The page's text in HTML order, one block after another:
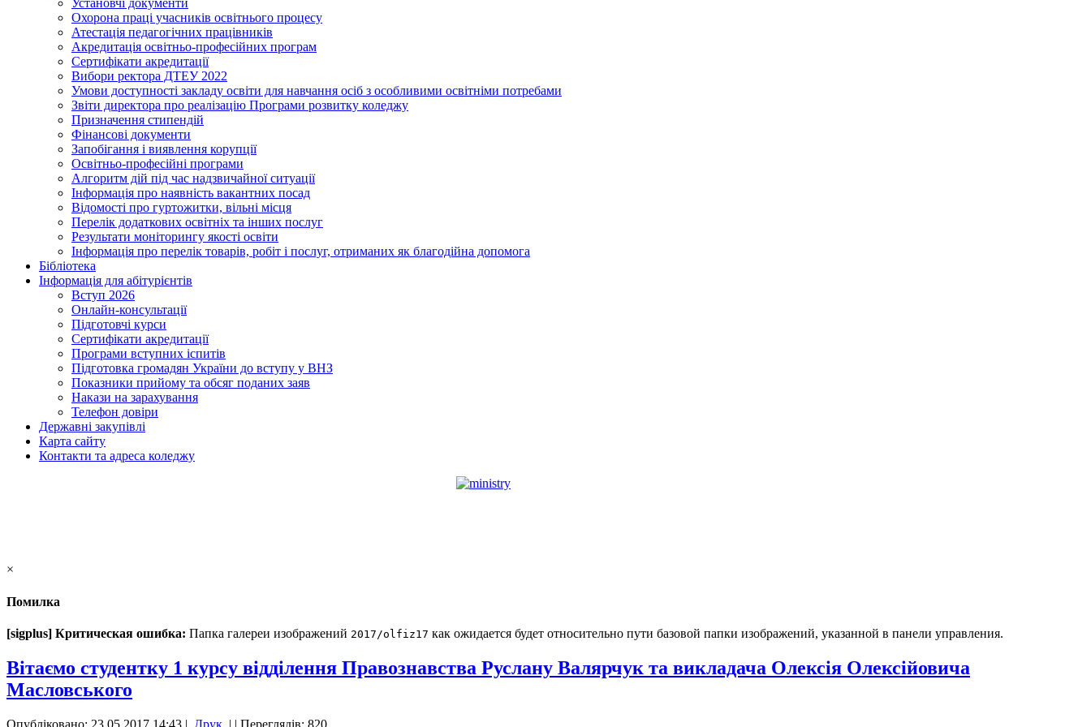
Установчі документи
Охорона праці учасників освітнього процесу
Атестація педагогічних працівників
Акредитація освітньо-професійних програм
Сертифікати акредитації
Вибори ректора ДТЕУ 2022
Умови доступності закладу освіти для навчання осіб з особливими освітніми потребами
Звіти директора про реалізацію Програми розвитку коледжу
Призначення стипендій
Фінансові документи
Запобігання і виявлення корупції
Освітньо-професійні програми
Алгоритм дій під час надзвичайної ситуації
Інформація про наявність вакантних посад
Відомості про гуртожитки, вільні місця
Перелік додаткових освітніх та інших послуг
Результати моніторингу якості освіти
Інформація про перелік товарів, робіт і послуг, отриманих як благодійна допомога
Бібліотека
Інформація для абітурієнтів
Вступ 2026
Онлайн-консультації
Підготовчі курси
Сертифікати акредитації
Програми вступних іспитів
Підготовка громадян України до вступу у ВНЗ
Показники прийому та обсяг поданих заяв
Накази на зарахування
Телефон довіри
Державні закупівлі
Карта сайту
Контакти та адреса коледжу
×
Помилка
[sigplus] Критическая ошибка: Папка галереи изображений 2017/olfiz17 как ожидается будет относительно пути базовой папки изображений, указанной в панели управления.
Вітаємо студентку 1 курсу відділення Правознавства Руслану Валярчук та викладача Олексія Олексійовича
Масловського
Опубліковано: 23.05.2017 14:43 | Друк | | Переглядів: 820